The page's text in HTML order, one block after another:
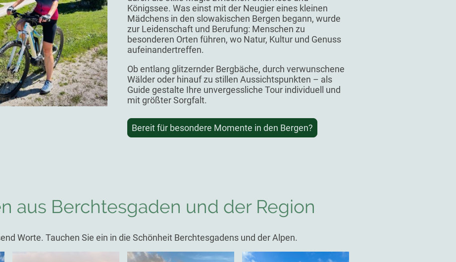
Königssee. Was einst mit der Neugier eines kleinen
Mädchens in den slowakischen Bergen begann, wurde
zur Leidenschaft und Berufung: Menschen zu
besonderen Orten führen, wo Natur, Kultur und Genuss
aufeinandertreffen.
Ob entlang glitzernder Bergbäche, durch verwunschene
Wälder oder hinauf zu stillen Aussichtspunkten – als
Guide gestalte Ihre unvergessliche Tour individuell und
mit größter Sorgfalt.
Bereit für besondere Momente in den Bergen?
aus Berchtesgaden und der Region
Worte. Tauchen Sie ein in die Schönheit Berchtesgadens und der Alpen.